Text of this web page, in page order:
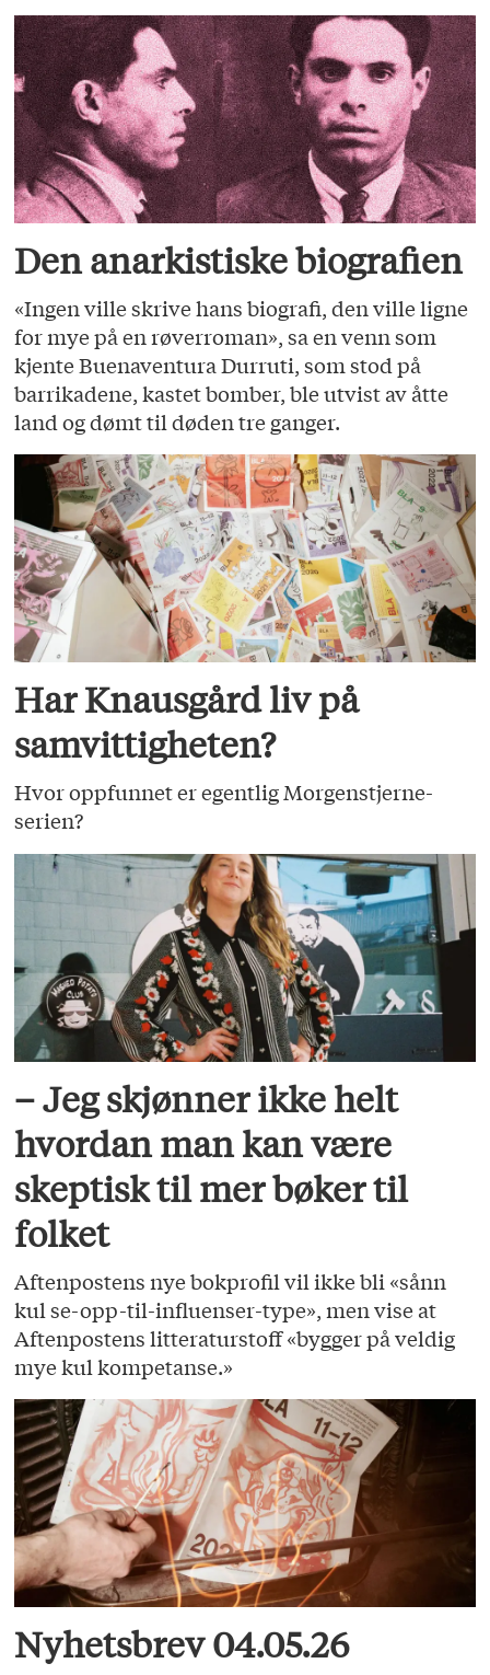
Den anarkistiske biografien
«Ingen ville skrive hans biografi, den ville ligne
for mye på en røverroman», sa en venn som
kjente Buenaventura Durruti, som stod på
barrikadene, kastet bomber, ble utvist av åtte
land og dømt til døden tre ganger.
Har Knausgård liv på
samvittigheten?
Hvor oppfunnet er egentlig Morgenstjerne-
serien?
– Jeg skjønner ikke helt
hvordan man kan være
skeptisk til mer bøker til
folket
Aftenpostens nye bokprofil vil ikke bli «sånn
kul se-opp-til-influenser-type», men vise at
Aftenpostens litteraturstoff «bygger på veldig
mye kul kompetanse.»
Nyhetsbrev 04.05.26